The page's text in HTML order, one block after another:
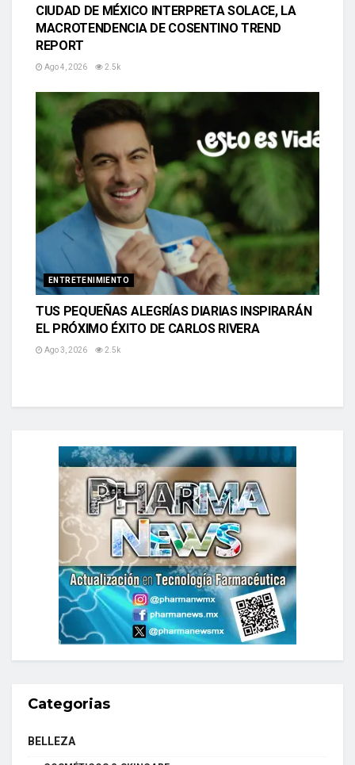
CIUDAD DE MÉXICO INTERPRETA SOLACE, LA
MACROTENDENCIA DE COSENTINO TREND
REPORT
Ago 4, 2026 2.5k
ENTRETENIMIENTO
TUS PEQUEÑAS ALEGRÍAS DIARIAS INSPIRARÁN
EL PRÓXIMO ÉXITO DE CARLOS RIVERA
Ago 3, 2026 2.5k
Categorias
BELLEZA